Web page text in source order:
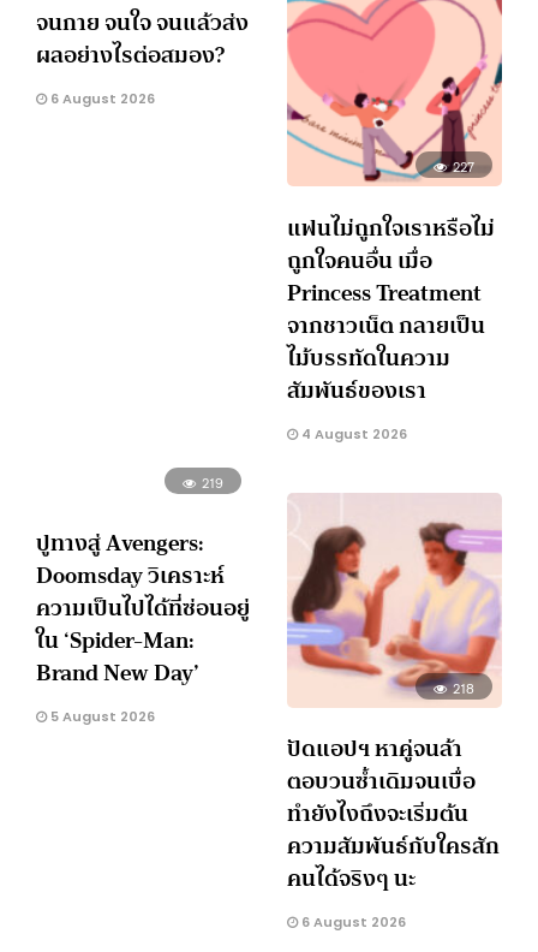
จนกาย จนใจ จนแล้วส่ง
ผลอย่างไรต่อสมอง?
6 August 2026
227
แฟนไม่ถูกใจเราหรือไม่
ถูกใจคนอื่น เมื่อ
Princess Treatment
จากชาวเน็ต กลายเป็น
ไม้บรรทัดในความ
สัมพันธ์ของเรา
4 August 2026
219
ปูทางสู่ Avengers:
Doomsday วิเคราะห์
ความเป็นไปได้ที่ซ่อนอยู่
ใน ‘Spider-Man:
Brand New Day’
5 August 2026
218
ปัดแอปฯ หาคู่จนล้า
ตอบวนซ้ำเดิมจนเบื่อ
ทำยังไงถึงจะเริ่มต้น
ความสัมพันธ์กับใครสัก
คนได้จริงๆ นะ
6 August 2026